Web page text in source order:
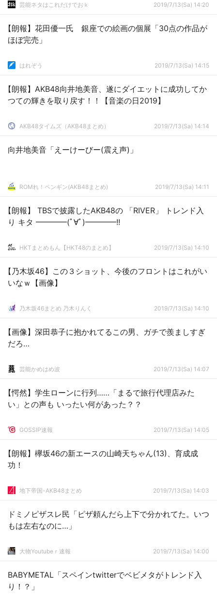
芸能ネタはこれだけでおｋ 2019/7/13(Sa) 14:20
【朗報】花田優一氏 銀座での絵画の個展「30点の作品が
ほぼ完売」
はれぞう 2019/7/13(Sa) 14:15
【朗報】AKB48向井地美音、遂にダイエットに成功してか
つての輝きを取り戻す！！【音楽の日2019】
AKB48タイムズ（AKB48まとめ） 2019/7/13(Sa) 14:14
向井地美音「えーけーびー(震え声)」
ROMれ！ペンギン(AKB48まとめ) 2019/7/13(Sa) 14:11
【朗報】 TBSで披露したAKB48の 「RIVER」 トレンド入
り キタ ━━━━(ﾟ∀ﾟ)━━━━!!
HKTまとめもん【HKT48のまとめ】 2019/7/13(Sa) 14:10
【乃木坂46】この３ショット、今後のフロントはこれがい
いなｗ【画像】
乃木坂46まとめ 乃木りんく 2019/7/13(Sa) 14:10
【画像】深田恭子に抱かれてるこの男、ガチで羨ましすぎ
だろ…
芸能かめはめ波 2019/7/13(Sa) 14:07
【愕然】学生ローンに行列……「まるで旅行代理店みた
い」との声も いったい何があった？？
GOSSIP速報 2019/7/13(Sa) 14:05
【朗報】欅坂46の新エースの山崎天ちゃん(13)、育成成
功！
地下帝国-AKB48まとめ 2019/7/13(Sa) 14:03
ドミノピザスレ民「ピザ頼んだら上下で分かれてた。いつ
もは左右なのに…」
大物Youtubeｒ速報 2019/7/13(Sa) 14:00
BABYMETAL「スペインtwitterでベビメタがトレンド入
り！？」